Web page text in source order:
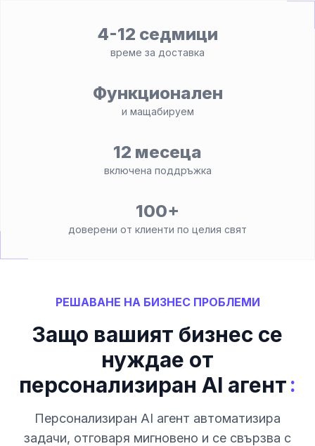
4-12 седмици
време за доставка
Функционален
и мащабируем
12 месеца
включена поддръжка
100+
доверени от клиенти по целия свят
РЕШАВАНЕ НА БИЗНЕС ПРОБЛЕМИ
Защо вашият бизнес се
нуждае от
персонализиран AI агент:
Персонализиран AI агент автоматизира
задачи, отговаря мигновено и се свързва с